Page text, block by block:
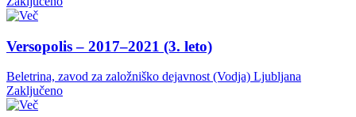
Versopolis – 2017–2021 (3. leto)
Beletrina, zavod za založniško dejavnost (Vodja) Ljubljana
Zaključeno